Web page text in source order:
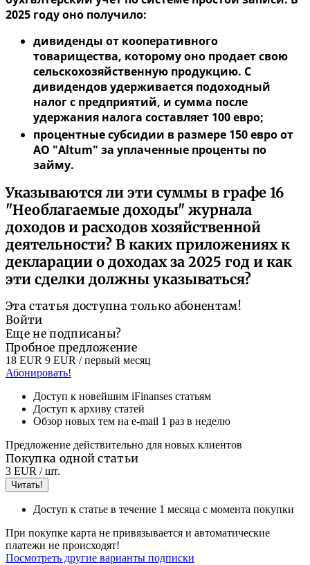
2025 году оно получило:
дивиденды от кооперативного
товарищества, которому оно продает свою
сельскохозяйственную продукцию. С
дивидендов удерживается подоходный
налог с предприятий, и сумма после
удержания налога составляет 100 евро;
процентные субсидии в размере 150 евро от
АО "Altum" за уплаченные проценты по
займу.
Указываются ли эти суммы в графе 16
"Необлагаемые доходы" журнала
доходов и расходов хозяйственной
деятельности? В каких приложениях к
декларации о доходах за 2025 год и как
эти сделки должны указываться?
Эта статья доступна только абонентам!
Войти
Еще не подписаны?
Пробное предложение
18 EUR 9 EUR / первый месяц
Абонировать!
Доступ к новейшим iFinanses статьям
Доступ к архиву статей
Обзор новых тем на e-mail 1 раз в неделю
Предложение действительно для новых клиентов
Покупка одной статьи
3 EUR / шт.
Читать!
Доступ к статье в течение 1 месяца с момента покупки
При покупке карта не привязывается и автоматические
платежи не происходят!
Посмотреть другие варианты подписки